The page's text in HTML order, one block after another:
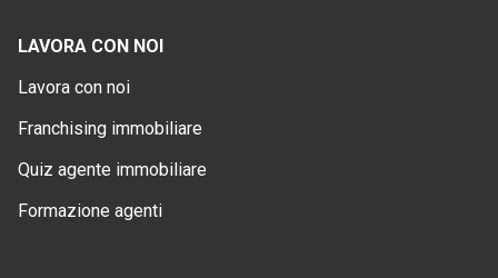
LAVORA CON NOI
Lavora con noi
Franchising immobiliare
Quiz agente immobiliare
Formazione agenti